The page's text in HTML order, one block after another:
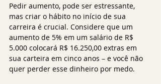
Pedir aumento, pode ser estressante,
mas criar o hábito no início de sua
carreira é crucial. Considere que um
aumento de 5% em um salário de R$
5.000 colocará R$ 16.250,00 extras em
sua carteira em cinco anos – e você não
quer perder esse dinheiro por medo.